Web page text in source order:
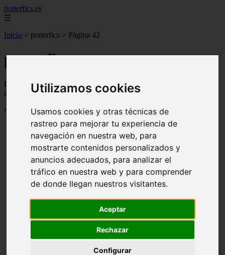
Utilizamos cookies
Usamos cookies y otras técnicas de
rastreo para mejorar tu experiencia de
navegación en nuestra web, para
mostrarte contenidos personalizados y
anuncios adecuados, para analizar el
tráfico en nuestra web y para comprender
de donde llegan nuestros visitantes.
Aceptar
Rechazar
Configurar
potterfics.es
☰
Inicio > potterfics > Página 42
potterfics
Descubre todas las noticias de la categoría potterfics. Artículos
actualizados y contenido de calidad en potterfics.es.
Mostrando 985 - 1008 de 3915 artículos
Otra vez - Potterfics, tu versión de la historia